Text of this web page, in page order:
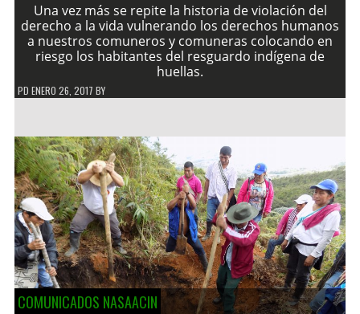
Una vez más se repite la historia de violación del
derecho a la vida vulnerando los derechos humanos
a nuestros comuneros y comuneras colocando en
riesgo los habitantes del resguardo indígena de
huellas.
PD ENERO 26, 2017 BY
COMUNICADOS NASAACIN